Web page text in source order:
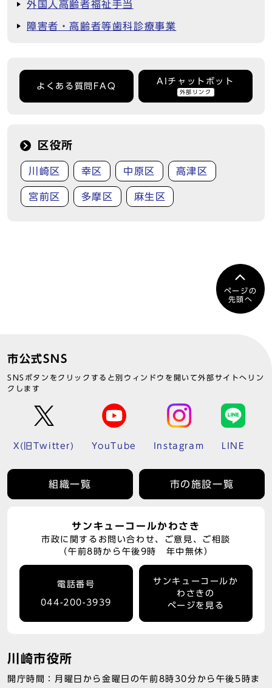
外国人高齢者福祉手当
障害者・高齢者等歯科診療事業
よくある質問FAQ
AIチャットボット
外部リンク
区役所
川崎区 幸区 中原区 高津区
宮前区 多摩区 麻生区
ページの
先頭へ
市公式SNS
SNSボタンをクリックすると別ウィンドウを開いて外部サイトへリン
クします
X(旧Twitter) YouTube Instagram LINE
組織一覧 市の施設一覧
サンキューコールかわさき
市政に関するお問い合わせ、ご意見、ご相談
（午前8時から午後9時 年中無休）
電話番号
044-200-3939
サンキューコールか
わさきの
ページを見る
川崎市役所
開庁時間：月曜日から金曜日の午前8時30分から午後5時ま